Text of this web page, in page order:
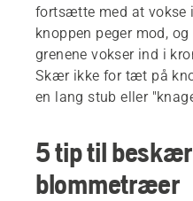
fortsætte med at vokse
knoppen peger mod,
grenene vokser ind i
Skær ikke for tæt på
en lang stub eller
5 tip til
blommetræer